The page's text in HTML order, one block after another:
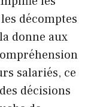
décomptes
donne aux
salariés, ce
décisions